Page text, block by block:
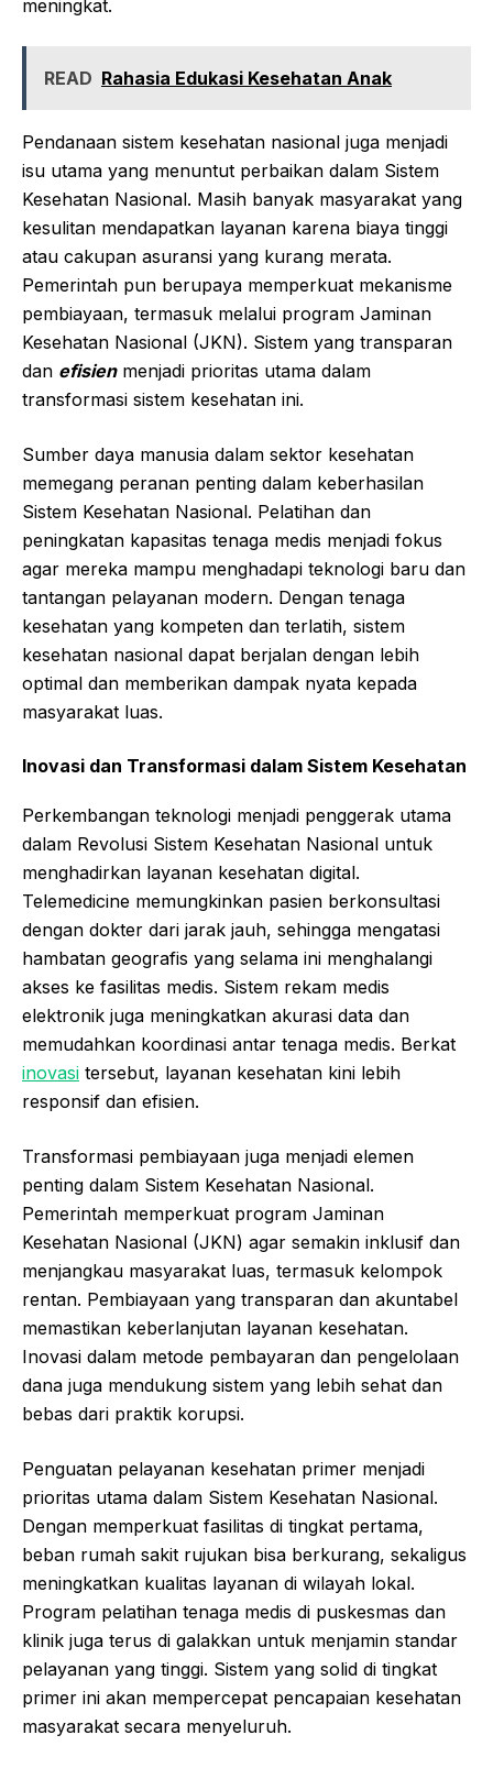
meningkat.
READ Rahasia Edukasi Kesehatan Anak
Pendanaan sistem kesehatan nasional juga menjadi
isu utama yang menuntut perbaikan dalam Sistem
Kesehatan Nasional. Masih banyak masyarakat yang
kesulitan mendapatkan layanan karena biaya tinggi
atau cakupan asuransi yang kurang merata.
Pemerintah pun berupaya memperkuat mekanisme
pembiayaan, termasuk melalui program Jaminan
Kesehatan Nasional (JKN). Sistem yang transparan
dan efisienmenjadi prioritas utama dalam
transformasi sistem kesehatan ini.
Sumber daya manusia dalam sektor kesehatan
memegang peranan penting dalam keberhasilan
Sistem Kesehatan Nasional. Pelatihan dan
peningkatan kapasitas tenaga medis menjadi fokus
agar mereka mampu menghadapi teknologi baru dan
tantangan pelayanan modern. Dengan tenaga
kesehatan yang kompeten dan terlatih, sistem
kesehatan nasional dapat berjalan dengan lebih
optimal dan memberikan dampak nyata kepada
masyarakat luas.
Inovasi dan Transformasi dalam Sistem Kesehatan
Perkembangan teknologi menjadi penggerak utama
dalam Revolusi Sistem Kesehatan Nasional untuk
menghadirkan layanan kesehatan digital.
Telemedicine memungkinkan pasien berkonsultasi
dengan dokter dari jarak jauh, sehingga mengatasi
hambatan geografis yang selama ini menghalangi
akses ke fasilitas medis. Sistem rekam medis
elektronik juga meningkatkan akurasi data dan
memudahkan koordinasi antar tenaga medis. Berkat
inovasi tersebut, layanan kesehatan kini lebih
responsif dan efisien.
Transformasi pembiayaan juga menjadi elemen
penting dalam Sistem Kesehatan Nasional.
Pemerintah memperkuat program Jaminan
Kesehatan Nasional (JKN) agar semakin inklusif dan
menjangkau masyarakat luas, termasuk kelompok
rentan. Pembiayaan yang transparan dan akuntabel
memastikan keberlanjutan layanan kesehatan.
Inovasi dalam metode pembayaran dan pengelolaan
dana juga mendukung sistem yang lebih sehat dan
bebas dari praktik korupsi.
Penguatan pelayanan kesehatan primer menjadi
prioritas utama dalam Sistem Kesehatan Nasional.
Dengan memperkuat fasilitas di tingkat pertama,
beban rumah sakit rujukan bisa berkurang, sekaligus
meningkatkan kualitas layanan di wilayah lokal.
Program pelatihan tenaga medis di puskesmas dan
klinik juga terus di galakkan untuk menjamin standar
pelayanan yang tinggi. Sistem yang solid di tingkat
primer ini akan mempercepat pencapaian kesehatan
masyarakat secara menyeluruh.